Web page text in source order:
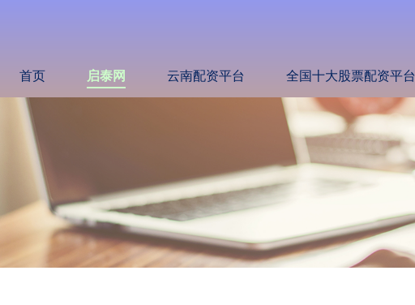
首页 启泰网 云南配资平台 全国十大股票配资平台